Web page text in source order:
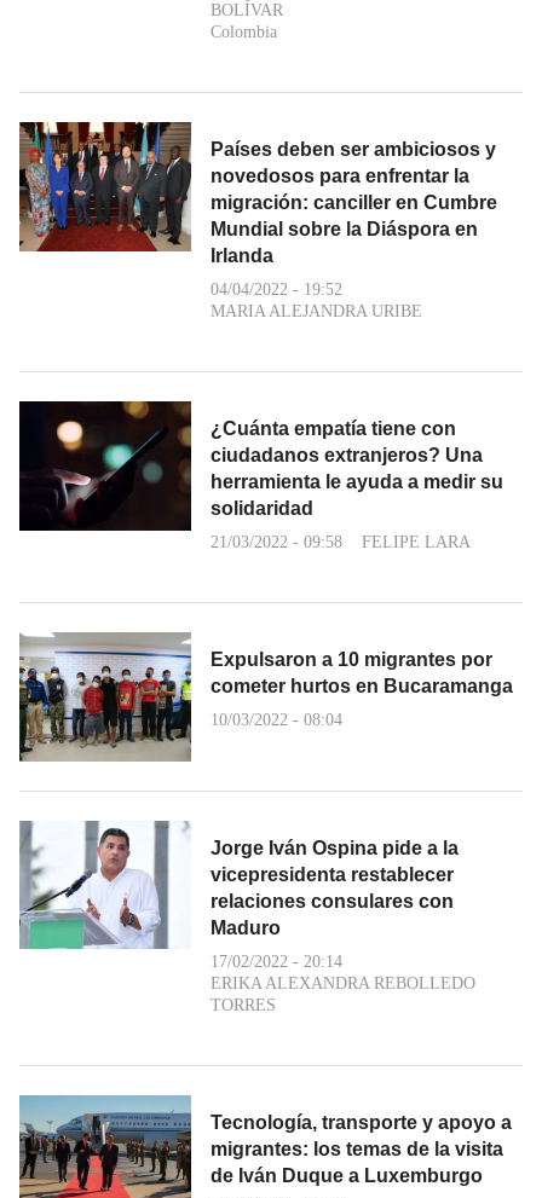
BOLÍVAR
Colombia
Países deben ser ambiciosos y
novedosos para enfrentar la
migración: canciller en Cumbre
Mundial sobre la Diáspora en
Irlanda
04/04/2022 - 19:52
MARIA ALEJANDRA URIBE
¿Cuánta empatía tiene con
ciudadanos extranjeros? Una
herramienta le ayuda a medir su
solidaridad
21/03/2022 - 09:58 FELIPE LARA
Expulsaron a 10 migrantes por
cometer hurtos en Bucaramanga
10/03/2022 - 08:04
Jorge Iván Ospina pide a la
vicepresidenta restablecer
relaciones consulares con
Maduro
17/02/2022 - 20:14
ERIKA ALEXANDRA REBOLLEDO
TORRES
Tecnología, transporte y apoyo a
migrantes: los temas de la visita
de Iván Duque a Luxemburgo